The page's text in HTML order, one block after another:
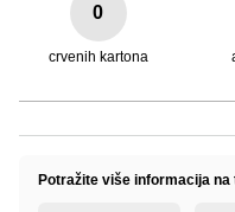
0
crvenih kartona
Potražite više informacija na